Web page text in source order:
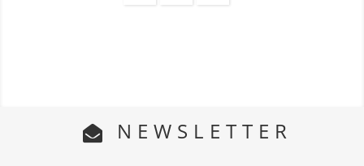
NEWSLETTER